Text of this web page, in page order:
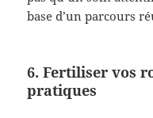
base d’un parcours
6. Fertiliser vos
pratiques